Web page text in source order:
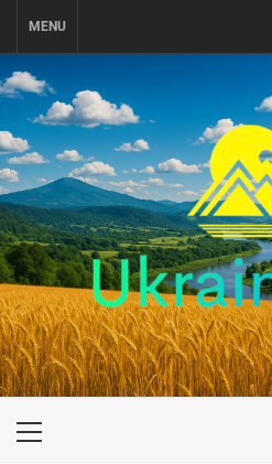
MENU
UKRAINE-IS
ПУТЕШЕСТВИЕ ПО
Primary